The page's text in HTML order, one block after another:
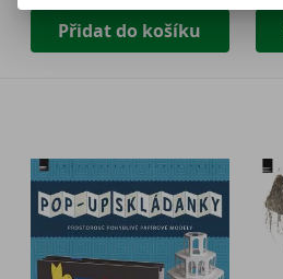
Přidat do košíku